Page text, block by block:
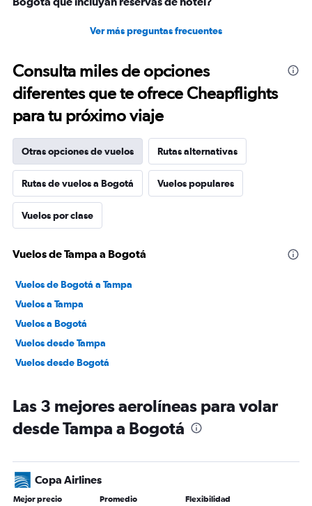
Ver más preguntas frecuentes
Consulta miles de opciones
diferentes que te ofrece Cheapflights
para tu próximo viaje
Otras opciones de vuelos Rutas alternativas
Rutas de vuelos a Bogotá Vuelos populares
Vuelos por clase
Vuelos de Tampa a Bogotá
Vuelos de Bogotá a Tampa
Vuelos a Tampa
Vuelos a Bogotá
Vuelos desde Tampa
Vuelos desde Bogotá
Las 3 mejores aerolíneas para volar
desde Tampa a Bogotá
Copa Airlines
Mejor precio Promedio Flexibilidad